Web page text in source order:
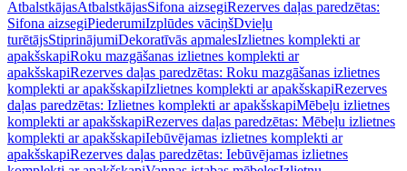
AtbalstkājasAtbalstkājasSifona aizsegiRezerves daļas paredzētas:
Sifona aizsegiPiederumiIzplūdes vāciņšDvieļu
turētājsStiprinājumiDekoratīvās apmalesIzlietnes komplekti ar
apakšskapiRoku mazgāšanas izlietnes komplekti ar
apakšskapiRezerves daļas paredzētas: Roku mazgāšanas izlietnes
komplekti ar apakšskapiIzlietnes komplekti ar apakšskapiRezerves
daļas paredzētas: Izlietnes komplekti ar apakšskapiMēbeļu izlietnes
komplekti ar apakšskapiRezerves daļas paredzētas: Mēbeļu izlietnes
komplekti ar apakšskapiIebūvējamas izlietnes komplekti ar
apakšskapiRezerves daļas paredzētas: Iebūvējamas izlietnes